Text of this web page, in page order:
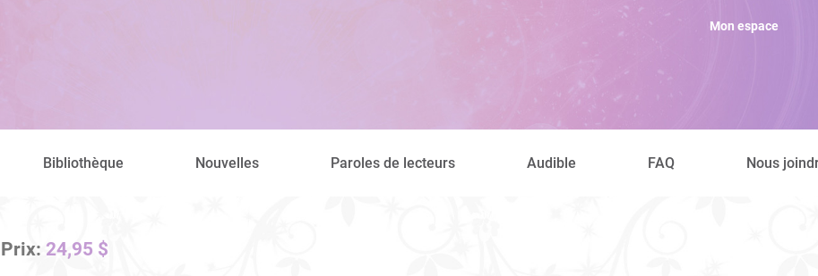
Mon espace
Bibliothèque Nouvelles Paroles de lecteurs Audible FAQ Nous
Prix: 24,95 $